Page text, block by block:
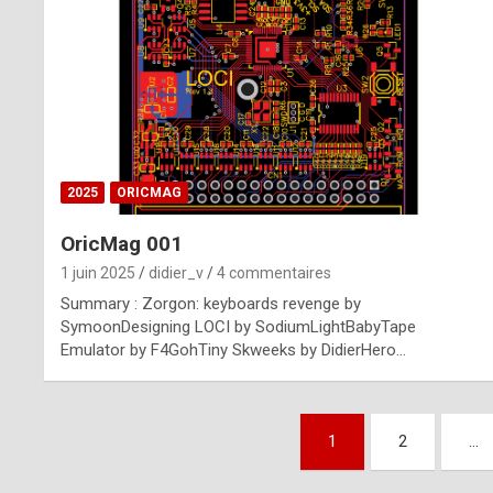
2025 ORICMAG
OricMag 001
1 juin 2025 didier_v 4 commentaires
Summary : Zorgon: keyboards revenge by
SymoonDesigning LOCI by SodiumLightBabyTape
Emulator by F4GohTiny Skweeks by DidierHero…
1 2 …